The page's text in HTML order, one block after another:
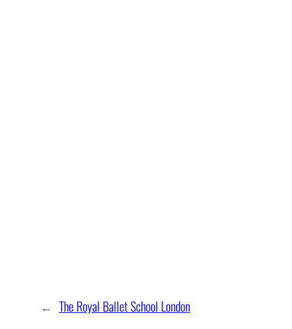
← The Royal Ballet School London